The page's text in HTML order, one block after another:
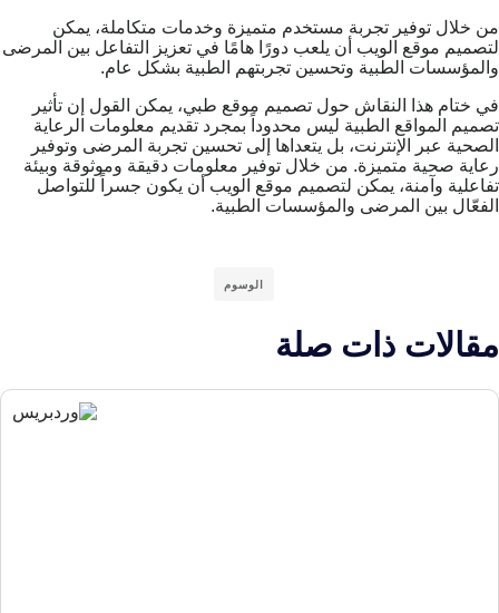
من خلال توفير تجربة مستخدم متميزة وخدمات متكاملة، يمكن
لتصميم موقع الويب أن يلعب دورًا هامًا في تعزيز التفاعل بين المرضى
والمؤسسات الطبية وتحسين تجربتهم الطبية بشكل عام.
في ختام هذا النقاش حول تصميم موقع طبي، يمكن القول إن تأثير
تصميم المواقع الطبية ليس محدوداً بمجرد تقديم معلومات الرعاية
الصحية عبر الإنترنت، بل يتعداها إلى تحسين تجربة المرضى وتوفير
رعاية صحية متميزة. من خلال توفير معلومات دقيقة وموثوقة وبيئة
تفاعلية وآمنة، يمكن لتصميم موقع الويب أن يكون جسراً للتواصل
الفعّال بين المرضى والمؤسسات الطبية.
الوسوم
مقالات ذات صلة